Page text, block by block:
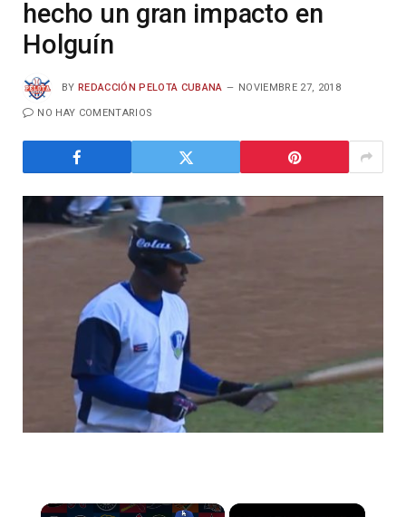
hecho un gran impacto en
Holguín
BY REDACCIÓN PELOTA CUBANA NOVIEMBRE 27, 2018
NO HAY COMENTARIOS